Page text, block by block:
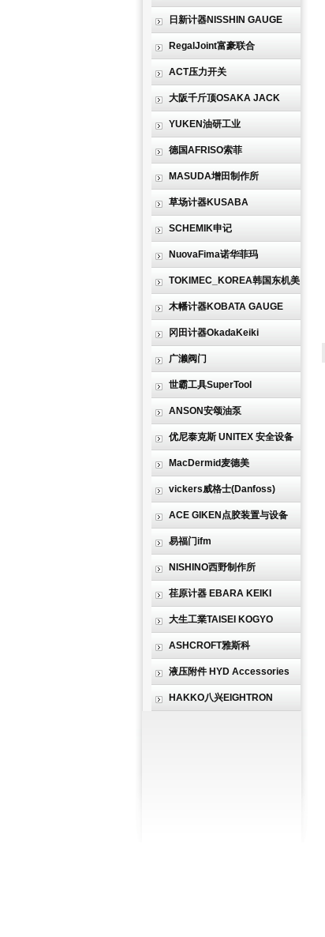
日新计器NISSHIN GAUGE
RegalJoint富豪联合
ACT压力开关
大阪千斤顶OSAKA JACK
YUKEN油研工业
德国AFRISO索菲
MASUDA增田制作所
草场计器KUSABA
SCHEMIK申记
NuovaFima诺华菲玛
TOKIMEC_KOREA韩国东机美
木幡计器KOBATA GAUGE
冈田计器OkadaKeiki
广濑阀门
世霸工具SuperTool
ANSON安颂油泵
优尼泰克斯 UNITEX 安全设备
MacDermid麦德美
vickers威格士(Danfoss)
ACE GIKEN点胶装置与设备
易福门ifm
NISHINO西野制作所
荏原计器 EBARA KEIKI
大生工業TAISEI KOGYO
ASHCROFT雅斯科
液压附件 HYD Accessories
HAKKO八兴EIGHTRON